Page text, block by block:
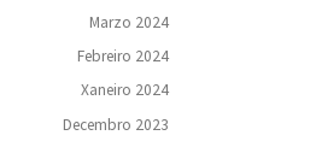
Marzo 2024
Febreiro 2024
Xaneiro 2024
Decembro 2023